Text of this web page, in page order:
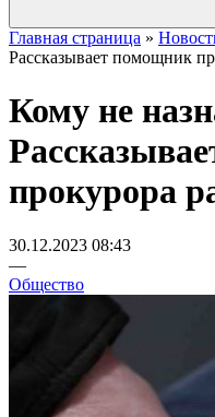
Главная страница »
Рассказывает помощник
Кому не
прокурора
30.12.2023 08:43
—
Общество